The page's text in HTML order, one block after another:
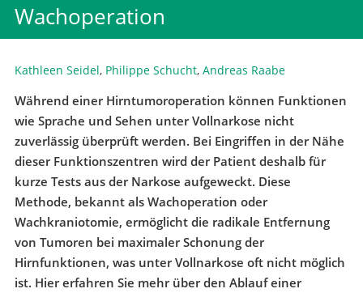
Wachoperation
Kathleen Seidel, Philippe Schucht, Andreas Raabe
Während einer Hirntumoroperation können Funktionen
wie Sprache und Sehen unter Vollnarkose nicht
zuverlässig überprüft werden. Bei Eingriffen in der Nähe
dieser Funktionszentren wird der Patient deshalb für
kurze Tests aus der Narkose aufgeweckt. Diese
Methode, bekannt als Wachoperation oder
Wachkraniotomie, ermöglicht die radikale Entfernung
von Tumoren bei maximaler Schonung der
Hirnfunktionen, was unter Vollnarkose oft nicht möglich
ist. Hier erfahren Sie mehr über den Ablauf einer